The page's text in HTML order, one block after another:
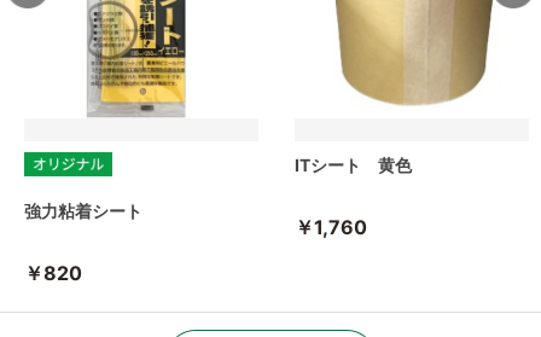
強力粘着シート
￥820
ITシート 黄色
￥1,760